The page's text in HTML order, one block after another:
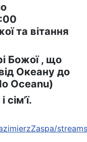
та вітання
Божої , що
Океану до
Oceanu)
streams